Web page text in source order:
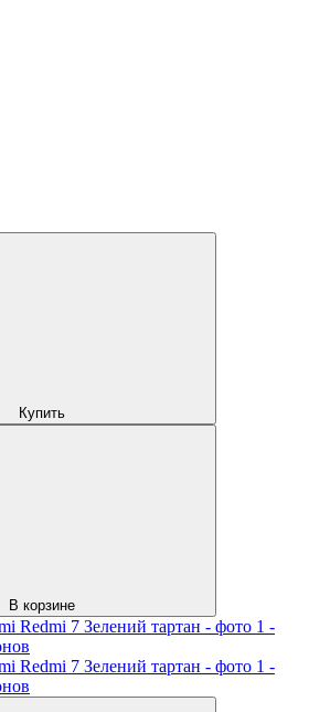
Купить
В корзине